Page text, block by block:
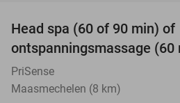
Head spa (60 of 90 min) of
ontspanningsmassage (60
PriSense
Maasmechelen (8 km)